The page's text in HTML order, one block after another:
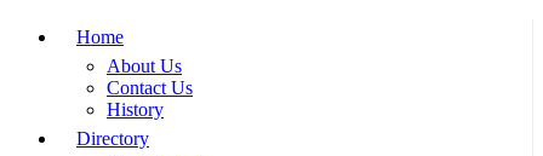
Home
About Us
Contact Us
History
Directory